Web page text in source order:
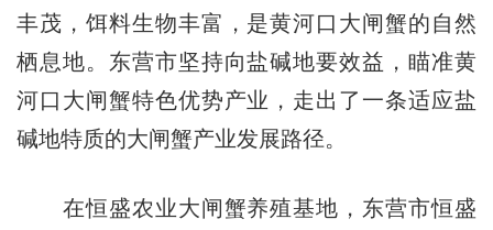
丰茂，饵料生物丰富，是黄河口大闸蟹的自然
栖息地。东营市坚持向盐碱地要效益，瞄准黄
河口大闸蟹特色优势产业，走出了一条适应盐
碱地特质的大闸蟹产业发展路径。
在恒盛农业大闸蟹养殖基地，东营市恒盛